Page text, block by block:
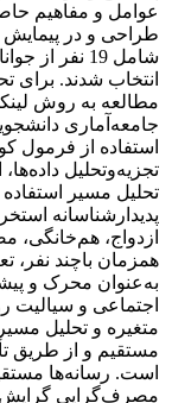
عوامل و مفاهیم
طراحی و در پیمایش
شامل 19 نفر
انتخاب شدند. برای
مطالعه به روش
جامعه‌آماری
تجزیه‌وتحلیل
تحلیل مسیر
پدیدارشناسانه
ازدواج، هم‌خانگی،
همزمان باچند نفر،
به‌عنوان محرک و
اجتماعی و سیالیت
متغیره و تحلیل
مستقیم و از طریق
است. رسانه‌ها
مصرف‌گرایی